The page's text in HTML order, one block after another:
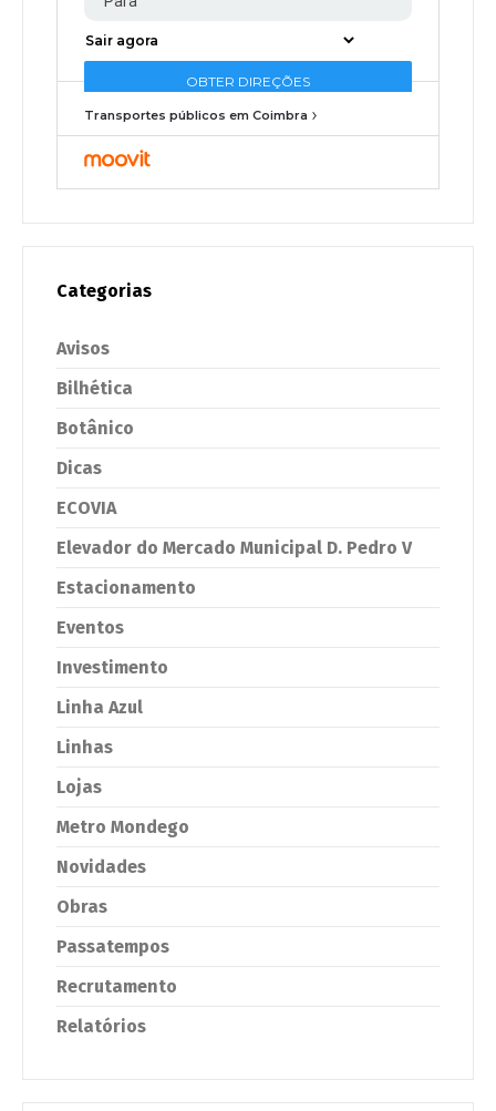
Transportes públicos em Coimbra
Categorias
Avisos
Bilhética
Botânico
Dicas
ECOVIA
Elevador do Mercado Municipal D. Pedro V
Estacionamento
Eventos
Investimento
Linha Azul
Linhas
Lojas
Metro Mondego
Novidades
Obras
Passatempos
Recrutamento
Relatórios